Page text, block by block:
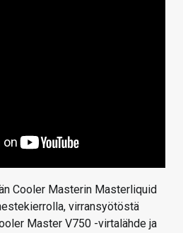
Cooler Masterin Masterliquid
virransyötöstä
Master V750 -virtalähde ja